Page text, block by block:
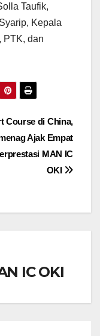
Taufik,
Kepala
PTK, dan
Course di China,
Ajak Empat
MAN IC
OKI
IC OKI